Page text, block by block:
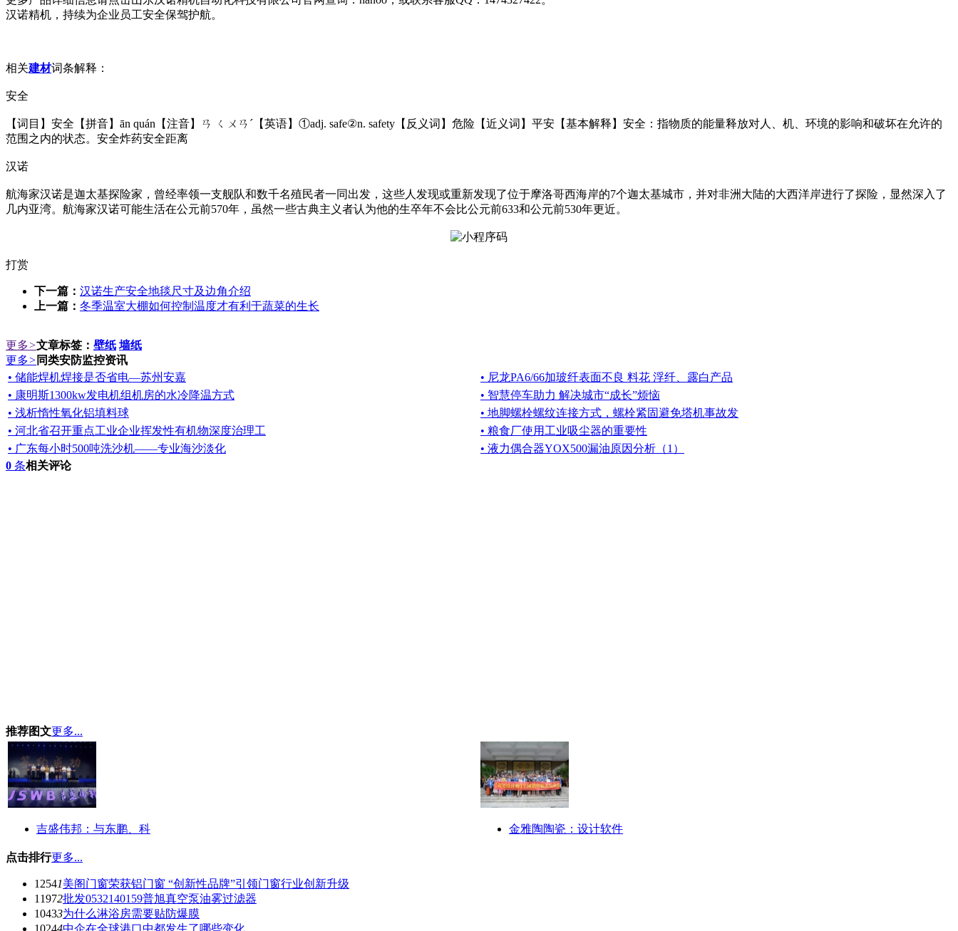
汉诺精机，持续为企业员工安全保驾护航。
相关建材词条解释：
安全
【词目】安全【拼音】ān quán【注音】ㄢ ㄑㄨㄢˊ【英语】①adj. safe②n. safety【反义词】危险【近义词】平安【基本解释】安全：指物质的能量释放对人、机、环境的影响和破坏在允许的
范围之内的状态。安全炸药安全距离
汉诺
航海家汉诺是迦太基探险家，曾经率领一支舰队和数千名殖民者一同出发，这些人发现或重新发现了位于摩洛哥西海岸的7个迦太基城市，并对非洲大陆的大西洋岸进行了探险，显然深入了
几内亚湾。航海家汉诺可能生活在公元前570年，虽然一些古典主义者认为他的生卒年不会比公元前633和公元前530年更近。
打赏
下一篇： 汉诺生产安全地毯尺寸及边角介绍
上一篇： 冬季温室大棚如何控制温度才有利于蔬菜的生长
更多>文章标签： 壁纸 墙纸
更多> 同类安防监控资讯
• 储能焊机焊接是否省电—苏州安嘉
• 尼龙PA6/66加玻纤表面不良 料花 浮纤、露白产品
• 康明斯1300kw发电机组机房的水冷降温方式
• 智慧停车助力 解决城市“成长”烦恼
• 浅析惰性氧化铝填料球
• 地脚螺栓螺纹连接方式，螺栓紧固避免塔机事故发
• 河北省召开重点工业企业挥发性有机物深度治理工
• 粮食厂使用工业吸尘器的重要性
• 广东每小时500吨洗沙机——专业海沙淡化
• 液力偶合器YOX500漏油原因分析（1）
0 条相关评论
推荐图文更多...
吉盛伟邦：与东鹏、科 金雅陶陶瓷：设计软件
点击排行更多...
12541美阁门窗荣获铝门窗 “创新性品牌”引领门窗行业创新升级
11972批发0532140159普旭真空泵油雾过滤器
10433为什么淋浴房需要贴防爆膜
10244中企在全球港口中都发生了哪些变化